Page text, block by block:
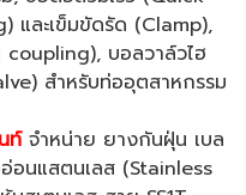
และเข็มขัดรัด (Clamp),
บอลวาล์วไฮ
สำหรับท่ออุตสาหกรรม
ท์จำหน่าย ยางกันฝุ่น เบล
อนแสตนเลส (Stainless